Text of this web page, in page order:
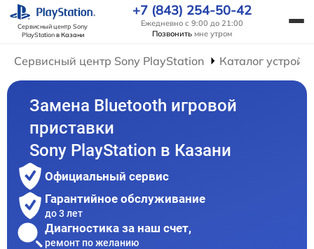
Сервисный центр Sony
PlayStationв Казани
+7 (843) 254-50-42
Ежедневно с 9:00 до 21:00
Позвонить мне утром
Сервисный центр Sony PlayStation Каталог
Замена Bluetooth игровой
приставки
Sony PlayStation в Казани
Официальный сервис
Гарантийное обслуживание
до 3 лет
Диагностика за наш счет,
ремонт по желанию